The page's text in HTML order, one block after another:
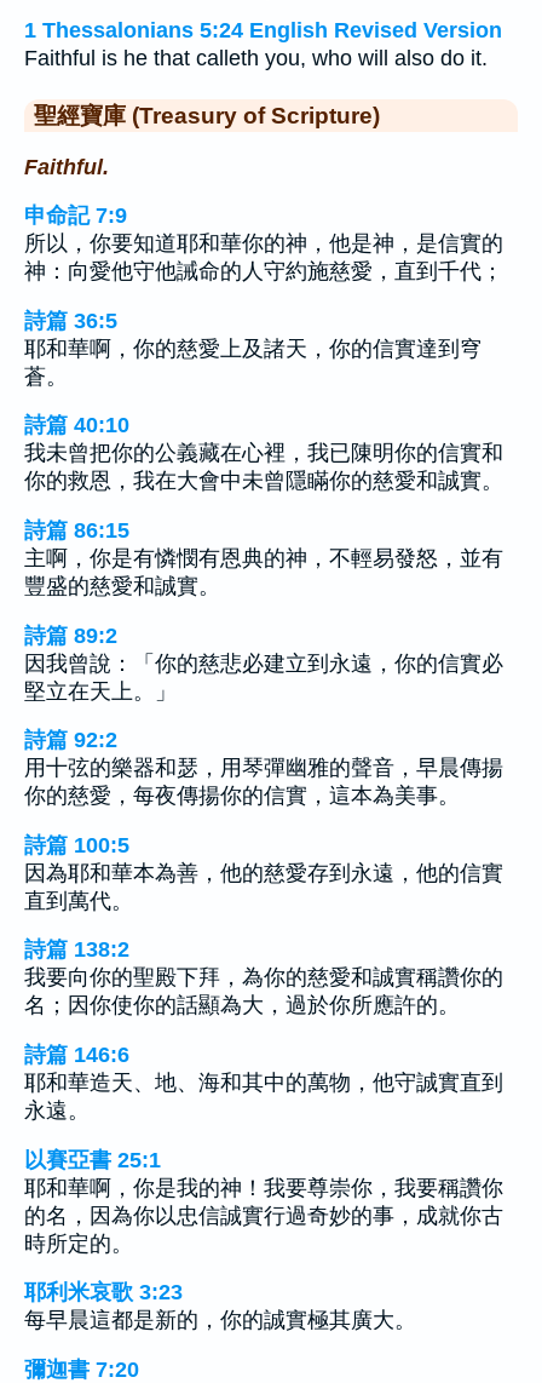
1 Thessalonians 5:24 English Revised Version
Faithful is he that calleth you, who will also do it.
聖經寶庫 (Treasury of Scripture)
Faithful.
申命記 7:9
所以，你要知道耶和華你的神，他是神，是信實的
神：向愛他守他誡命的人守約施慈愛，直到千代；
詩篇 36:5
耶和華啊，你的慈愛上及諸天，你的信實達到穹
蒼。
詩篇 40:10
我未曾把你的公義藏在心裡，我已陳明你的信實和
你的救恩，我在大會中未曾隱瞞你的慈愛和誠實。
詩篇 86:15
主啊，你是有憐憫有恩典的神，不輕易發怒，並有
豐盛的慈愛和誠實。
詩篇 89:2
因我曾說：「你的慈悲必建立到永遠，你的信實必
堅立在天上。」
詩篇 92:2
用十弦的樂器和瑟，用琴彈幽雅的聲音，早晨傳揚
你的慈愛，每夜傳揚你的信實，這本為美事。
詩篇 100:5
因為耶和華本為善，他的慈愛存到永遠，他的信實
直到萬代。
詩篇 138:2
我要向你的聖殿下拜，為你的慈愛和誠實稱讚你的
名；因你使你的話顯為大，過於你所應許的。
詩篇 146:6
耶和華造天、地、海和其中的萬物，他守誠實直到
永遠。
以賽亞書 25:1
耶和華啊，你是我的神！我要尊崇你，我要稱讚你
的名，因為你以忠信誠實行過奇妙的事，成就你古
時所定的。
耶利米哀歌 3:23
每早晨這都是新的，你的誠實極其廣大。
彌迦書 7:20